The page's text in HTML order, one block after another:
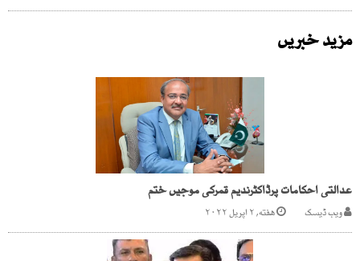
مزید خبریں
عدالتی احکامات پرڈاکٹرندیم قمرکی موجیں ختم
ویب ڈیسک هفته, ۲ اپریل ۲۰۲۲